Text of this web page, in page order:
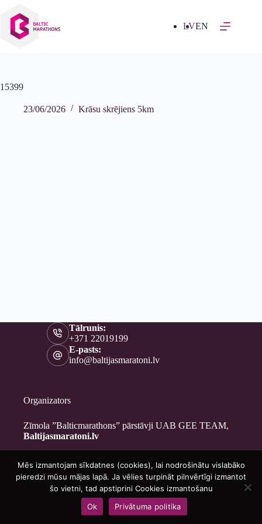
saturu
LVEN
15399
23/06/2026 Krāsu skrējiens 5km
Tālrunis:
+371 22019199
E-pasts:
info@baltijasmaratoni.lv
Organizators
Zīmola ”Balticmarathons” pārstāvji UAB GEE TEAM,
Baltijasmaratoni.lv
Kontakti
Par mums
Brīvprātīgajiem
Privātuma politika
Copyright © 2026 - Baltijasmaratoni.lv
Mēs izmantojam sīkdatnes (cookies), lai nodrošinātu vislabāko
pieredzi mūsu mājas lapā. Ja vēlies turpināt pilnvērtīgi izmantot
šo vietni, tad apstiprini Cookies izmantošanu
Ok
Privātuma politika